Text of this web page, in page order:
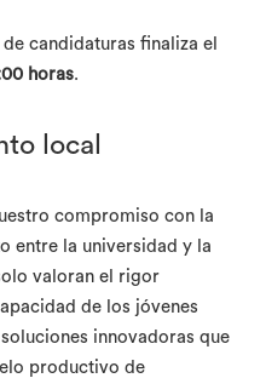
candidaturas finaliza el
horas.
local
compromiso con la
entre la universidad y la
valoran el rigor
de los jóvenes
innovadoras que
productivo de